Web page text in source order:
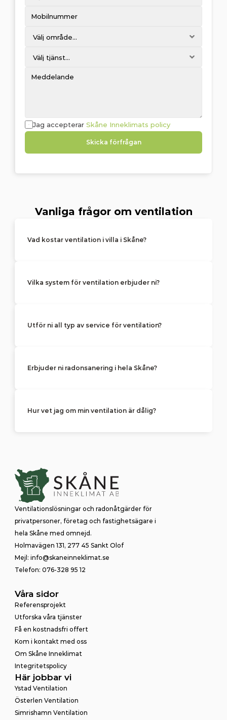
Jag accepterar Skåne Inneklimats policy
Skicka förfrågan
Vanliga frågor om ventilation
Vad kostar ventilation i villa i Skåne?
Vilka system för ventilation erbjuder ni?
Utför ni all typ av service för ventilation?
Erbjuder ni radonsanering i hela Skåne?
Hur vet jag om min ventilation är dålig?
Ventilationslösningar och radonåtgärder för
privatpersoner, företag och fastighetsägare i
hela Skåne med omnejd.
Holmavägen 131, 277 45 Sankt Olof
Mejl: info@skaneinneklimat.se
Telefon: 076-328 95 12
Våra sidor
Referensprojekt
Utforska våra tjänster
Få en kostnadsfri offert
Kom i kontakt med oss
Om Skåne Inneklimat
Integritetspolicy
Här jobbar vi
Ystad Ventilation
Österlen Ventilation
Simrishamn Ventilation